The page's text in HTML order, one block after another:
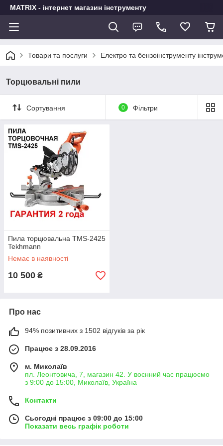
MATRIX - інтернет магазин інструменту
Товари та послуги Електро та бензоінструменту
Торцювальні пили
Сортування 0 Фільтри
Пила торцювальна TMS-2425
Tekhmann
Немає в наявності
10 500 ₴
Про нас
94% позитивних з 1502 відгуків за рік
Працює з 28.09.2016
м. Миколаїв
пл. Леонтовича, 7, магазин 42. У воєнний час працюємо
з 9:00 до 15:00, Миколаїв, Україна
Контакти
Сьогодні працює з 09:00 до 15:00
Показати весь графік роботи